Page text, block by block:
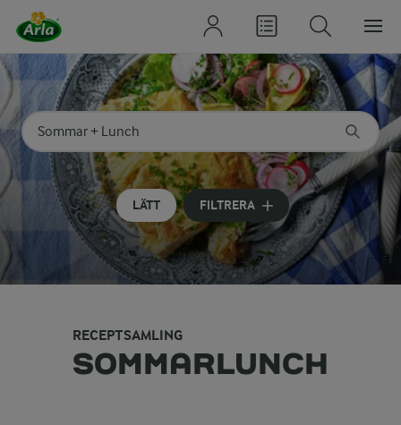
Sök på kategori eller ingrediens
Skriv in sökord för att få förslag
LÄTT FILTRERA
RECEPTSAMLING
SOMMARLUNCH